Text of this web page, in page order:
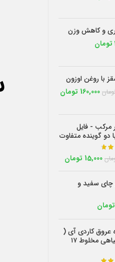
و کاهش وزن
تومان
با روغن اوزون
160,000 تومان
مرکب - فایل
دو گوینده متفاوت
15,000 تومان
سفید و
تومان
عروق کاردی آی (
مقطر گیاهی مخلوط ۱۷